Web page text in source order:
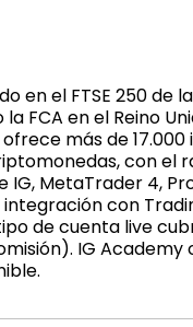
el FTSE 250 de
en el Reino
más de
con
MetaTrader 4,
con
de cuenta live
IG